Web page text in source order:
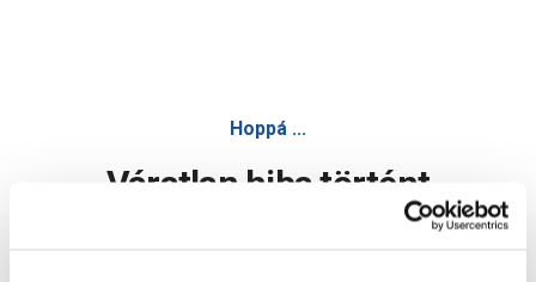
Hoppá ...
Váratlan hiba történt